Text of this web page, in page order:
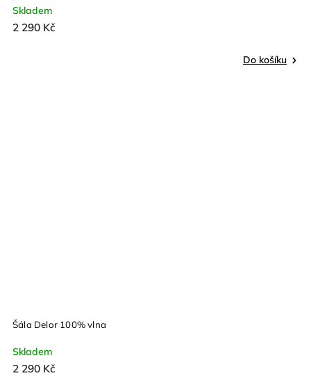
Skladem
2 290 Kč
Do košíku
Šála Delor 100% vlna
Skladem
2 290 Kč